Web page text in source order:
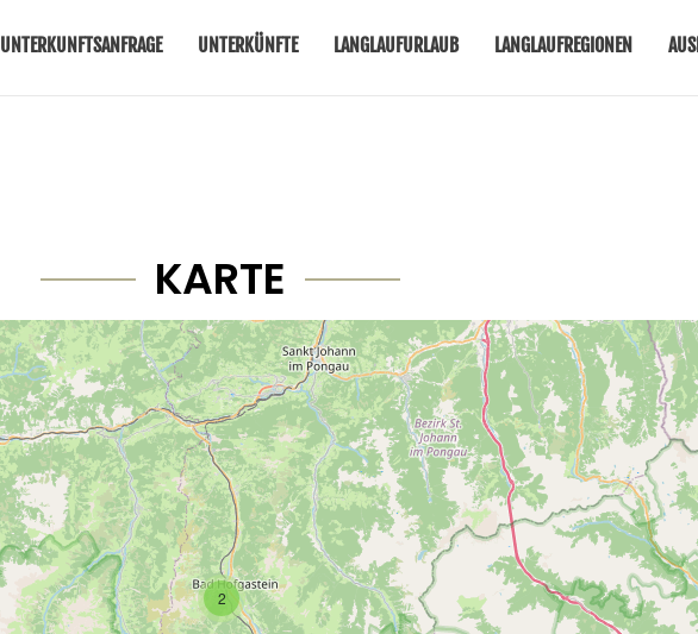
UNTERKUNFTSANFRAGE UNTERKÜNFTE LANGLAUFURLAUB LANGLAUFREGIONEN
KARTE
2